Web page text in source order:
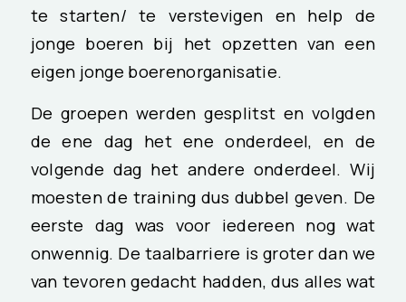
te starten/ te verstevigen en help de
jonge boeren bij het opzetten van een
eigen jonge boerenorganisatie.
De groepen werden gesplitst en volgden
de ene dag het ene onderdeel, en de
volgende dag het andere onderdeel. Wij
moesten de training dus dubbel geven. De
eerste dag was voor iedereen nog wat
onwennig. De taalbarriere is groter dan we
van tevoren gedacht hadden, dus alles wat